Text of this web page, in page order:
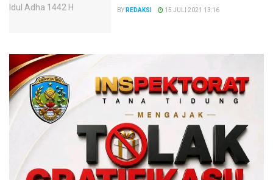
BY REDAKSI 15 JULI 2021 13:16